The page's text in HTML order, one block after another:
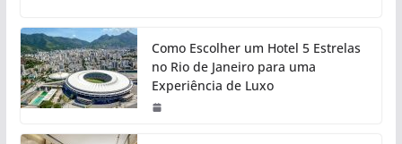
Como Escolher um Hotel 5 Estrelas
no Rio de Janeiro para uma
Experiência de Luxo